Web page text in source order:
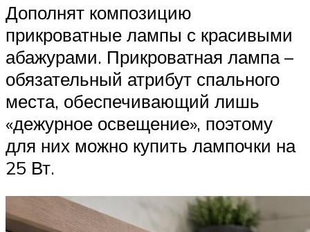
Дополнят композицию
прикроватные лампы с красивыми
абажурами. Прикроватная лампа –
обязательный атрибут спального
места, обеспечивающий лишь
«дежурное освещение», поэтому
для них можно купить лампочки на
25 Вт.